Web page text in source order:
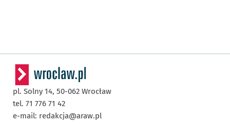
pl. Solny 14, 50-062 Wrocław
tel. 71 776 71 42
e-mail: redakcja@araw.pl